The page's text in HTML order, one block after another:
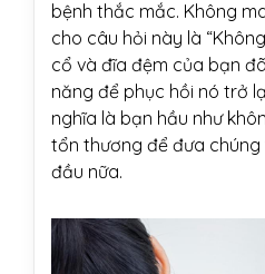
bệnh thắc mắc. Không
cho câu hỏi này là
cổ và đĩa đệm của bạn
năng để phục hồi nó trở
nghĩa là bạn hầu như
tổn thương để đưa
đầu nữa.